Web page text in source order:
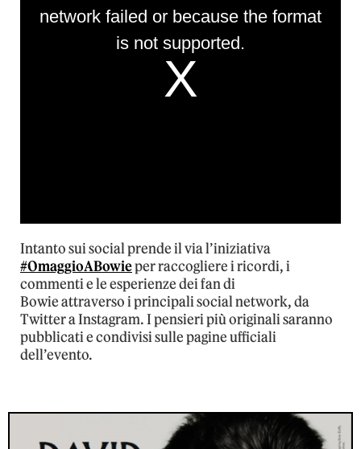
Intanto sui social prende il via l’iniziativa
#OmaggioABowieper raccogliere i ricordi, i
commenti e le esperienze dei fan di
Bowie attraverso i principali social network, da
Twitter a Instagram. I pensieri più originali saranno
pubblicati e condivisi sulle pagine ufficiali
dell’evento.